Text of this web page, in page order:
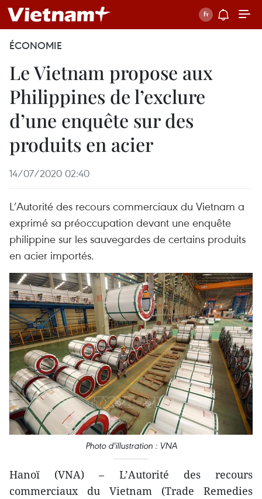
ÉCONOMIE
Le Vietnam propose aux
Philippines de l’exclure
d’une enquête sur des
produits en acier
14/07/2020 02:40
L’Autorité des recours commerciaux du Vietnam a
exprimé sa préoccupation devant une enquête
philippine sur les sauvegardes de certains produits
en acier importés.
Photo d'illustration : VNA
Hanoï (VNA) – L’Autorité des recours
commerciaux du Vietnam (Trade Remedies